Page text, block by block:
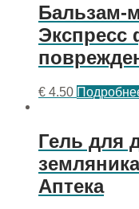
Бальзам-
Экспресс
€ 4.50
Гель для
Аптека